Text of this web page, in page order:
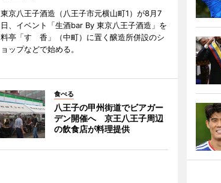
東京八王子酒造（八王子市元横山町1）が8月7
日、イベント「生酒bar By 東京八王子酒造」を
料亭「すゞ香」（中町）に置く醸造所併設のシ
ョップなどで始める。
食べる
八王子の甲州街道でビアガー
デン開催へ 京王八王子周辺
の飲食店が料理提供